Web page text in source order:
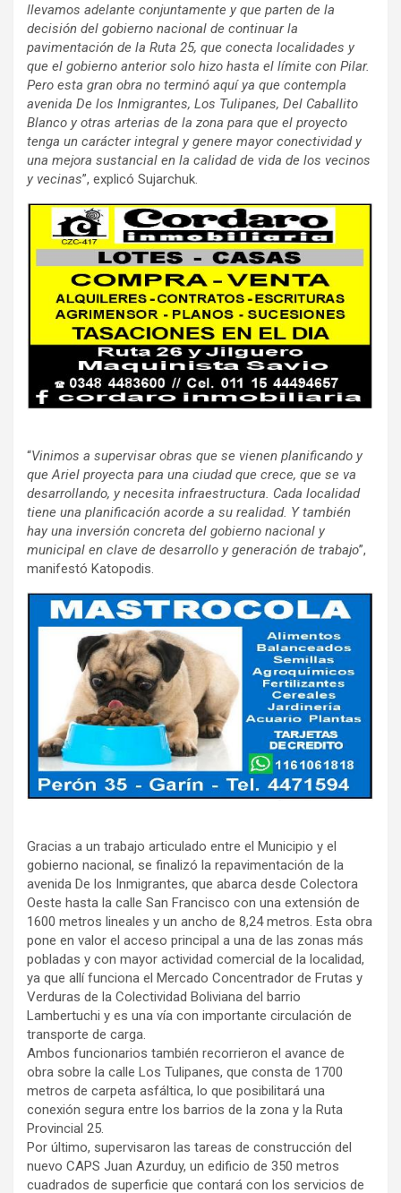
llevamos adelante conjuntamente y que parten de la
decisión del gobierno nacional de continuar la
pavimentación de la Ruta 25, que conecta localidades y
que el gobierno anterior solo hizo hasta el límite con Pilar.
Pero esta gran obra no terminó aquí ya que contempla
avenida De los Inmigrantes, Los Tulipanes, Del Caballito
Blanco y otras arterias de la zona para que el proyecto
tenga un carácter integral y genere mayor conectividad y
una mejora sustancial en la calidad de vida de los vecinos
y vecinas”, explicó Sujarchuk.
“Vinimos a supervisar obras que se vienen planificando y
que Ariel proyecta para una ciudad que crece, que se va
desarrollando, y necesita infraestructura. Cada localidad
tiene una planificación acorde a su realidad. Y también
hay una inversión concreta del gobierno nacional y
municipal en clave de desarrollo y generación de trabajo”,
manifestó Katopodis.
Gracias a un trabajo articulado entre el Municipio y el
gobierno nacional, se finalizó la repavimentación de la
avenida De los Inmigrantes, que abarca desde Colectora
Oeste hasta la calle San Francisco con una extensión de
1600 metros lineales y un ancho de 8,24 metros. Esta obra
pone en valor el acceso principal a una de las zonas más
pobladas y con mayor actividad comercial de la localidad,
ya que allí funciona el Mercado Concentrador de Frutas y
Verduras de la Colectividad Boliviana del barrio
Lambertuchi y es una vía con importante circulación de
transporte de carga.
Ambos funcionarios también recorrieron el avance de
obra sobre la calle Los Tulipanes, que consta de 1700
metros de carpeta asfáltica, lo que posibilitará una
conexión segura entre los barrios de la zona y la Ruta
Provincial 25.
Por último, supervisaron las tareas de construcción del
nuevo CAPS Juan Azurduy, un edificio de 350 metros
cuadrados de superficie que contará con los servicios de